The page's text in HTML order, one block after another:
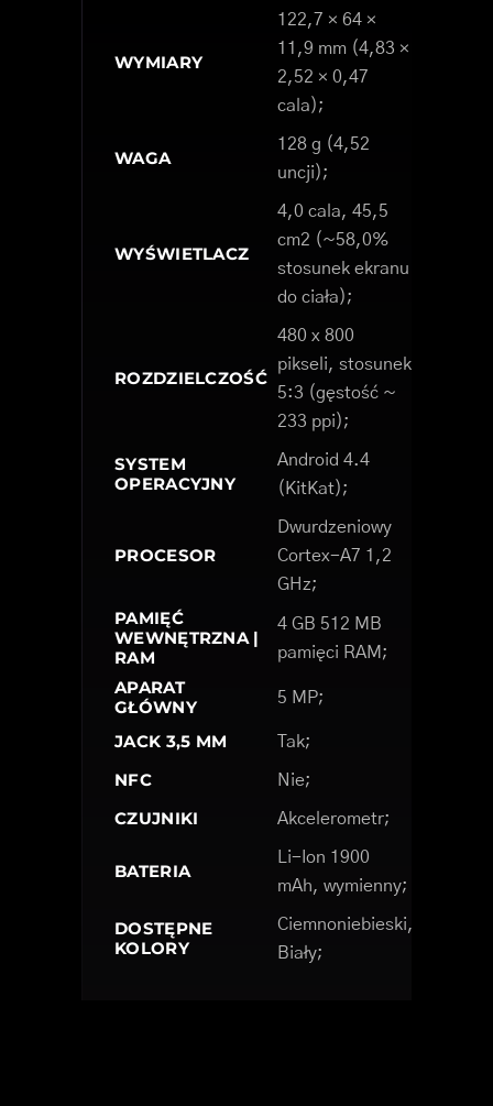
WYMIARY
122,7 × 64 ×
11,9 mm (4,83 ×
2,52 × 0,47
cala);
WAGA
128 g (4,52
uncji);
WYŚWIETLACZ
4,0 cala, 45,5
cm2 (~58,0%
stosunek ekranu
do ciała);
ROZDZIELCZOŚĆ
480 x 800
pikseli, stosunek
5:3 (gęstość ~
233 ppi);
SYSTEM
OPERACYJNY
Android 4.4
(KitKat);
PROCESOR
Dwurdzeniowy
Cortex-A7 1,2
GHz;
PAMIĘĆ
WEWNĘTRZNA |
RAM
4 GB 512 MB
pamięci RAM;
APARAT
GŁÓWNY
5 MP;
JACK 3,5 MM Tak;
NFC Nie;
CZUJNIKI Akcelerometr;
BATERIA
Li-Ion 1900
mAh, wymienny;
DOSTĘPNE
KOLORY
Ciemnoniebieski,
Biały;